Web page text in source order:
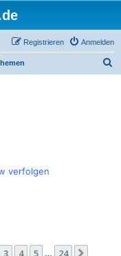
Anmelden
Registrieren
verfolgen
24
3 4 5 24